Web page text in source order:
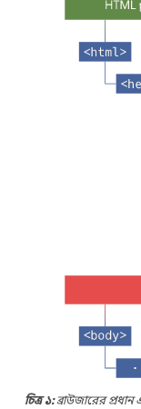
চিত্র ১:ব্রাউজারের